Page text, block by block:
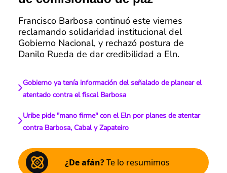
Francisco Barbosa continuó este viernes
reclamando solidaridad institucional del
Gobierno Nacional, y rechazó postura de
Danilo Rueda de dar credibilidad a Eln.
Gobierno ya tenía información del señalado de planear el
atentado contra el fiscal Barbosa
Uribe pide "mano firme" con el Eln por planes de atentar
contra Barbosa, Cabal y Zapateiro
¿De afán?Te lo resumimos